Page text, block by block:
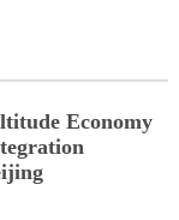
Economy